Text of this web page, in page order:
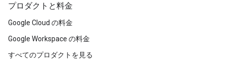
プロダクトと料金
Google Cloud の料金
Google Workspace の料金
すべてのプロダクトを見る